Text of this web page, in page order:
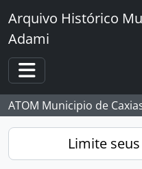
Skip to main content
Arquivo Histórico
Adami
Toggle navigation
ATOM Municipio de
Limite